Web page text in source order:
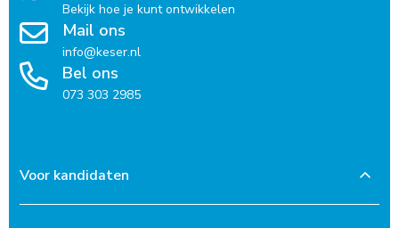
Bekijk hoe je kunt ontwikkelen
Mail ons
info@keser.nl
Bel ons
073 303 2985
Voor kandidaten